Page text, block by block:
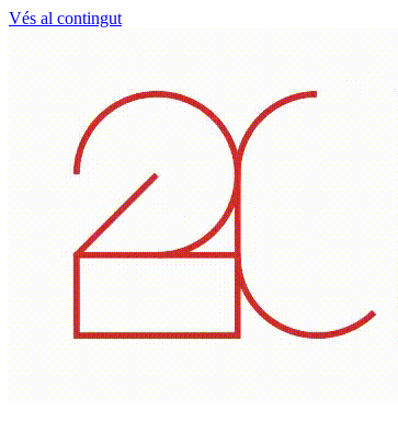
Vés al contingut